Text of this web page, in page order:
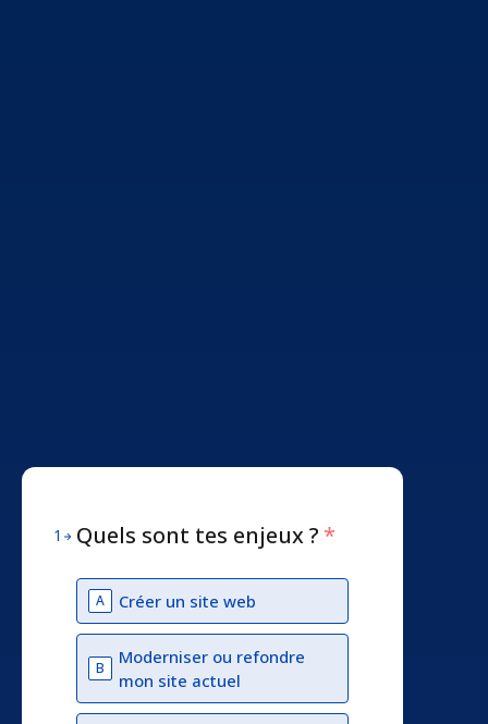
1 Quels sont tes enjeux ? *
A Créer un site web
B
Moderniser ou refondre
mon site actuel